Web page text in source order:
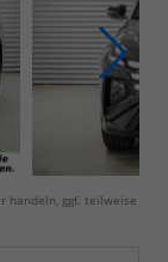
handeln, ggf. teilweise